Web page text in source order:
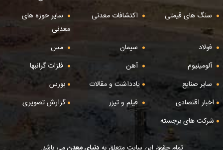
سنگ های قیمتی
اکتشافات معدنی
سایر حوزه های
معدنی
فولاد
سیمان
مس
آلومینیوم
آهن
فلزات گرانبها
سایر صنایع
یادداشت و مقالات
بورس
اخبار اقتصادی
فیلم و تیزر
گزارش تصویری
شرکت های برجسته